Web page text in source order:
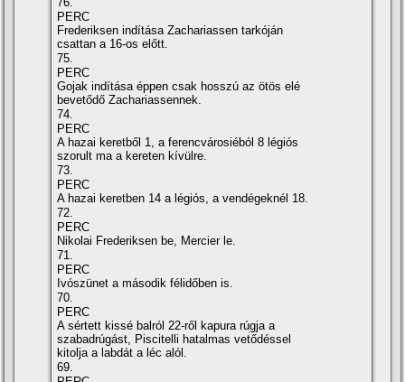
PERC
Frederiksen indítása Zachariassen tarkóján
csattan a 16-os előtt.
75.
PERC
Gojak indítása éppen csak hosszú az ötös elé
bevetődő Zachariassennek.
74.
PERC
A hazai keretből 1, a ferencvárosiéból 8 légiós
szorult ma a kereten kívülre.
73.
PERC
A hazai keretben 14 a légiós, a vendégeknél 18.
72.
PERC
Nikolai Frederiksen be, Mercier le.
71.
PERC
Ivószünet a második félidőben is.
70.
PERC
A sértett kissé balról 22-ről kapura rúgja a
szabadrúgást, Piscitelli hatalmas vetődéssel
kitolja a labdát a léc alól.
69.